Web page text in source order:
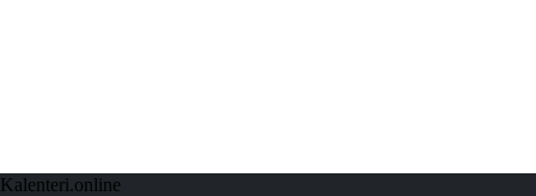
Kalenteri.online